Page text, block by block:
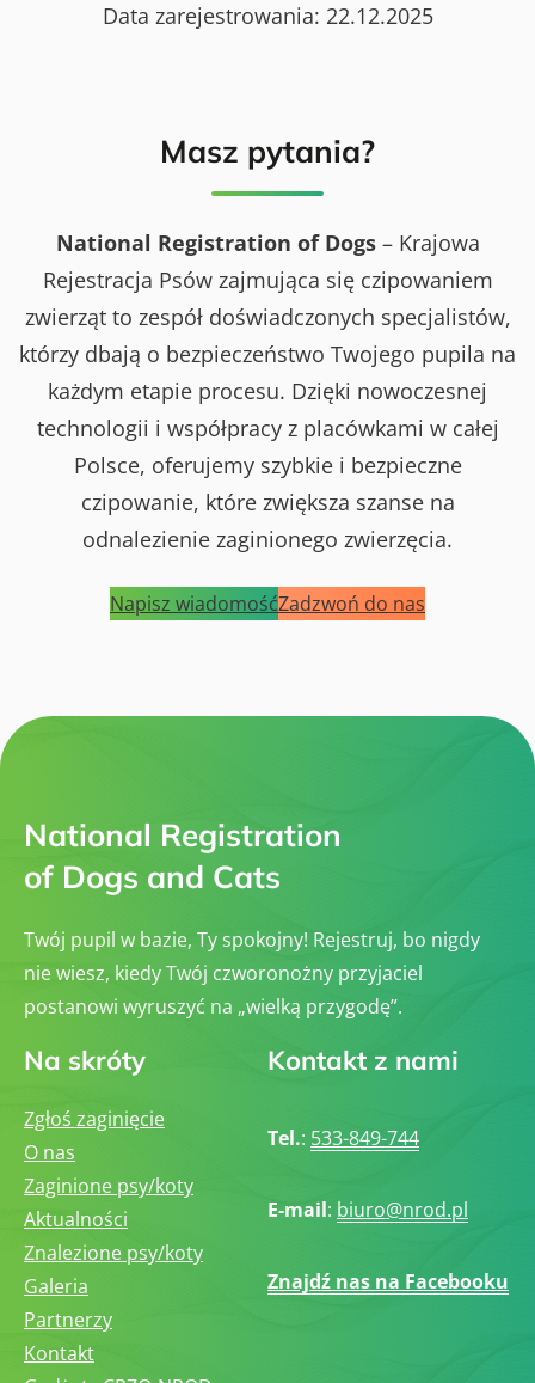
Data zarejestrowania: 22.12.2025
Masz pytania?
National Registration of Dogs– Krajowa
Rejestracja Psów zajmująca się czipowaniem
zwierząt to zespół doświadczonych specjalistów,
którzy dbają o bezpieczeństwo Twojego pupila na
każdym etapie procesu. Dzięki nowoczesnej
technologii i współpracy z placówkami w całej
Polsce, oferujemy szybkie i bezpieczne
czipowanie, które zwiększa szanse na
odnalezienie zaginionego zwierzęcia.
Napisz wiadomośćZadzwoń do nas
National Registration
of Dogs and Cats
Twój pupil w bazie, Ty spokojny! Rejestruj, bo nigdy
nie wiesz, kiedy Twój czworonożny przyjaciel
postanowi wyruszyć na „wielką przygodę”.
Na skróty
Zgłoś zaginięcie
O nas
Zaginione psy/koty
Aktualności
Znalezione psy/koty
Galeria
Partnerzy
Kontakt
Kontakt z nami
Tel.: 533-849-744
E-mail: biuro@nrod.pl
Znajdź nas na Facebooku